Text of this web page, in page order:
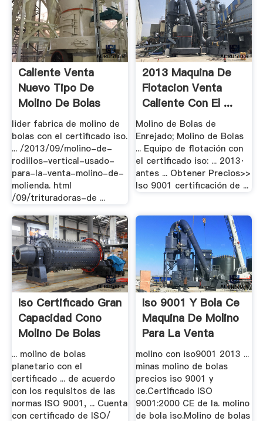
Caliente Venta
Nuevo Tipo De
Molino De Bolas
Con .
lider fabrica de molino de
bolas con el certificado iso.
... /2013/09/molino-de-
rodillos-vertical-usado-
para-la-venta-molino-de-
molienda. html
/09/trituradoras-de ...
2013 Maquina De
Flotacion Venta
Caliente Con El ...
Molino de Bolas de
Enrejado; Molino de Bolas
... Equipo de flotación con
el certificado iso: ... 2013·
antes ... Obtener Precios>>
Iso 9001 certificación de ...
Iso Certificado Gran
Capacidad Cono
Molino De Bolas
... molino de bolas
planetario con el
certificado ... de acuerdo
con los requisitos de las
normas ISO 9001, ... Cuenta
con certificado de ISO/
Iso 9001 Y Bola Ce
Maquina De Molino
Para La Venta
molino con iso9001 2013 ...
minas molino de bolas
precios iso 9001 y
ce.Certificado ISO
9001:2000 CE de la. molino
de bola iso.Molino de bolas